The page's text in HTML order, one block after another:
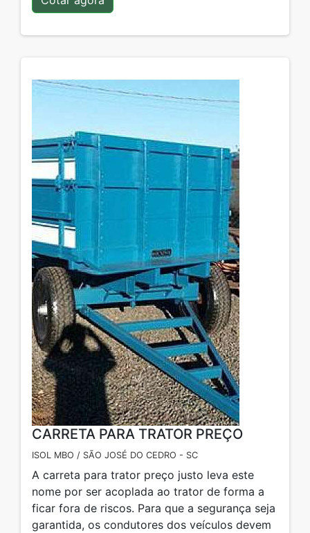
CARRETA PARA TRATOR PREÇO
ISOL MBO / SÃO JOSÉ DO CEDRO - SC
A carreta para trator preço justo leva este
nome por ser acoplada ao trator de forma a
ficar fora de riscos. Para que a segurança seja
garantida, os condutores dos veículos devem